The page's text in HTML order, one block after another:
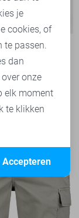
broek
je
cookies, of
te passen.
dan
onze
elk moment
te klikken
Accepteren